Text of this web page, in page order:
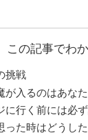
この記事でわ
挑戦
が入るのはあな
に行く前には必
った時はどうし